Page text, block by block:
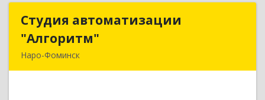
Студия автоматизации
"Алгоритм"
Наро-Фоминск
Студия автоматизации